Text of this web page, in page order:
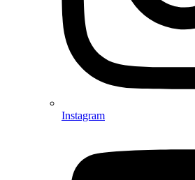
Instagram